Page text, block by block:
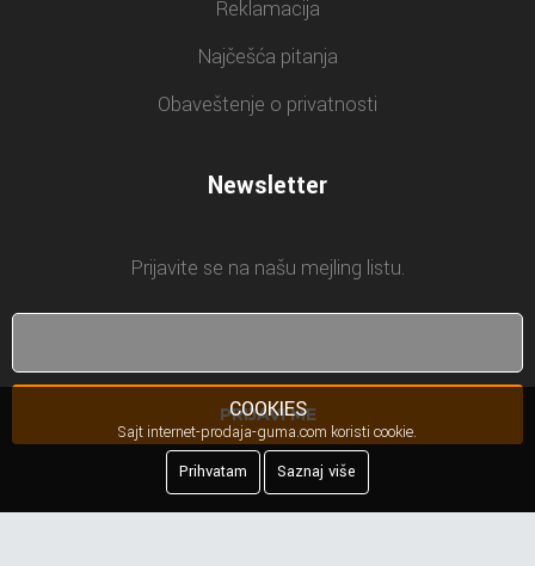
Reklamacija
Najčešća pitanja
Obaveštenje o privatnosti
Newsletter
Prijavite se na našu mejling listu.
PRIJAVI ME
COOKIES
Sajt internet-prodaja-guma.com koristi cookie.
Prihvatam
Saznaj više